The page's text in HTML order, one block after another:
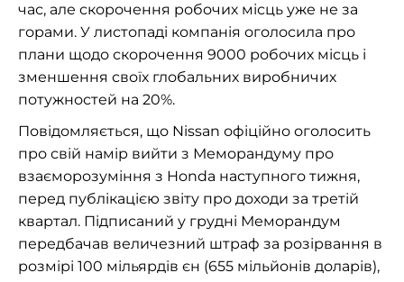
час, але скорочення робочих місць уже не за
горами. У листопаді компанія оголосила про
плани щодо скорочення 9000 робочих місць і
зменшення своїх глобальних виробничих
потужностей на 20%.
Повідомляється, що Nissan офіційно оголосить
про свій намір вийти з Меморандуму про
взаєморозуміння з Honda наступного тижня,
перед публікацією звіту про доходи за третій
квартал. Підписаний у грудні Меморандум
передбачав величезний штраф за розірвання в
розмірі 100 мільярдів єн (655 мільйонів доларів),